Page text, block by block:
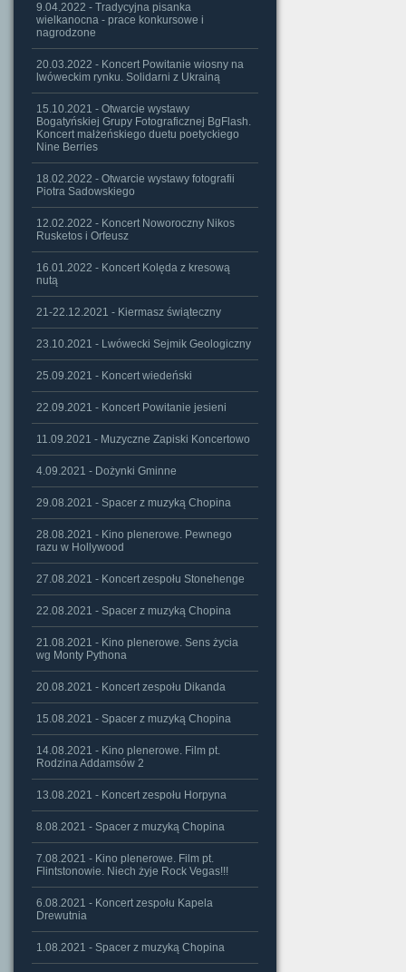
9.04.2022 - Tradycyjna pisanka
wielkanocna - prace konkursowe i
nagrodzone
20.03.2022 - Koncert Powitanie wiosny na
lwóweckim rynku. Solidarni z Ukrainą
15.10.2021 - Otwarcie wystawy
Bogatyńskiej Grupy Fotograficznej BgFlash.
Koncert małżeńskiego duetu poetyckiego
Nine Berries
18.02.2022 - Otwarcie wystawy fotografii
Piotra Sadowskiego
12.02.2022 - Koncert Noworoczny Nikos
Rusketos i Orfeusz
16.01.2022 - Koncert Kolęda z kresową
nutą
21-22.12.2021 - Kiermasz świąteczny
23.10.2021 - Lwówecki Sejmik Geologiczny
25.09.2021 - Koncert wiedeński
22.09.2021 - Koncert Powitanie jesieni
11.09.2021 - Muzyczne Zapiski Koncertowo
4.09.2021 - Dożynki Gminne
29.08.2021 - Spacer z muzyką Chopina
28.08.2021 - Kino plenerowe. Pewnego
razu w Hollywood
27.08.2021 - Koncert zespołu Stonehenge
22.08.2021 - Spacer z muzyką Chopina
21.08.2021 - Kino plenerowe. Sens życia
wg Monty Pythona
20.08.2021 - Koncert zespołu Dikanda
15.08.2021 - Spacer z muzyką Chopina
14.08.2021 - Kino plenerowe. Film pt.
Rodzina Addamsów 2
13.08.2021 - Koncert zespołu Horpyna
8.08.2021 - Spacer z muzyką Chopina
7.08.2021 - Kino plenerowe. Film pt.
Flintstonowie. Niech żyje Rock Vegas!!!
6.08.2021 - Koncert zespołu Kapela
Drewutnia
1.08.2021 - Spacer z muzyką Chopina